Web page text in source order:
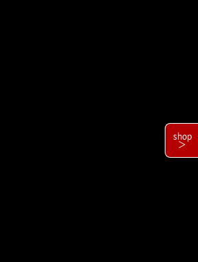
shop
＞